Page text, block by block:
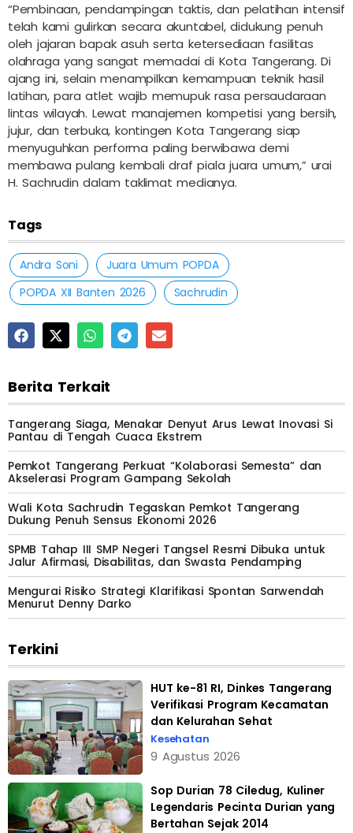
“Pembinaan, pendampingan taktis, dan pelatihan intensif
telah kami gulirkan secara akuntabel, didukung penuh
oleh jajaran bapak asuh serta ketersediaan fasilitas
olahraga yang sangat memadai di Kota Tangerang. Di
ajang ini, selain menampilkan kemampuan teknik hasil
latihan, para atlet wajib memupuk rasa persaudaraan
lintas wilayah. Lewat manajemen kompetisi yang bersih,
jujur, dan terbuka, kontingen Kota Tangerang siap
menyuguhkan performa paling berwibawa demi
membawa pulang kembali draf piala juara umum,” urai
H. Sachrudin dalam taklimat medianya.
Tags
Andra Soni
Juara Umum POPDA
POPDA XII Banten 2026
Sachrudin
Berita Terkait
Tangerang Siaga, Menakar Denyut Arus Lewat Inovasi Si
Pantau di Tengah Cuaca Ekstrem
Pemkot Tangerang Perkuat “Kolaborasi Semesta” dan
Akselerasi Program Gampang Sekolah
Wali Kota Sachrudin Tegaskan Pemkot Tangerang
Dukung Penuh Sensus Ekonomi 2026
SPMB Tahap III SMP Negeri Tangsel Resmi Dibuka untuk
Jalur Afirmasi, Disabilitas, dan Swasta Pendamping
Mengurai Risiko Strategi Klarifikasi Spontan Sarwendah
Menurut Denny Darko
Terkini
HUT ke-81 RI, Dinkes Tangerang
Verifikasi Program Kecamatan
dan Kelurahan Sehat
Kesehatan
9 Agustus 2026
Sop Durian 78 Ciledug, Kuliner
Legendaris Pecinta Durian yang
Bertahan Sejak 2014